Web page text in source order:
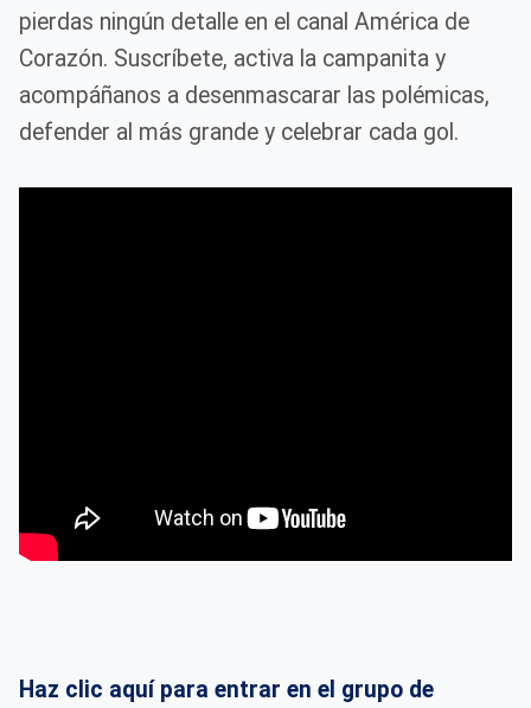
pierdas ningún detalle en el canal América de
Corazón. Suscríbete, activa la campanita y
acompáñanos a desenmascarar las polémicas,
defender al más grande y celebrar cada gol.
Haz clic aquí para entrar en el grupo de